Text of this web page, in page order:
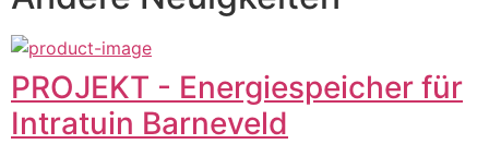
PROJEKT - Energiespeicher für
Intratuin Barneveld